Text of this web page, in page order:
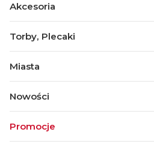
Akcesoria
Torby, Plecaki
Miasta
Nowości
Promocje